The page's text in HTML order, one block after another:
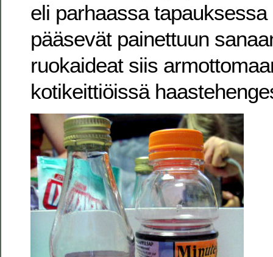
eli parhaassa
pääsevät painettuun
ruokaideat siis
kotikeittiöissä